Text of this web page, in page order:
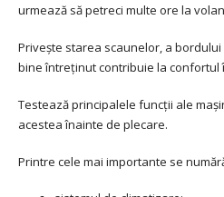
urmează să petreci multe ore la
Privește starea scaunelor, a
bine întreținut contribuie la confortul
Testează principalele funcții ale
acestea înainte de plecare.
Printre cele mai importante se